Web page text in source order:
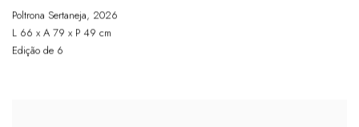
Poltrona Sertaneja, 2026
L 66 x A 79 x P 49 cm
Edição de 6